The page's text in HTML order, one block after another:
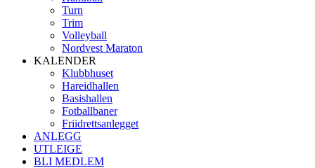
Turn
Trim
Volleyball
Nordvest Maraton
KALENDER
Klubbhuset
Hareidhallen
Basishallen
Fotballbaner
Friidrettsanlegget
ANLEGG
UTLEIGE
BLI MEDLEM